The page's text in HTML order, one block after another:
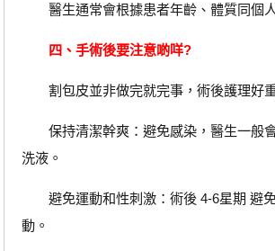
醫生通常會根據患者年齡、體質同個人
四、手術後要注意啲咩?
割包皮並非做完就完事，術後護理好重
保持清潔幹爽：避免感染，醫生一般
洗液。
避免運動和性刺激：術後 4-6星期 避
動。